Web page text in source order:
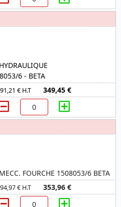
6 - BETA
€ H.T 349,45 €
FOURCHE 1508053/6 BETA
€ H.T 353,96 €